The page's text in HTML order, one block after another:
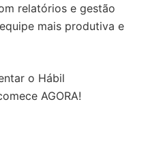
relatórios e gestão
mais produtiva e
o Hábil
AGORA!